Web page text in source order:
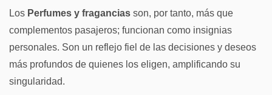
Los Perfumes y fragancias son, por tanto, más que
complementos pasajeros; funcionan como insignias
personales. Son un reflejo fiel de las decisiones y deseos
más profundos de quienes los eligen, amplificando su
singularidad.